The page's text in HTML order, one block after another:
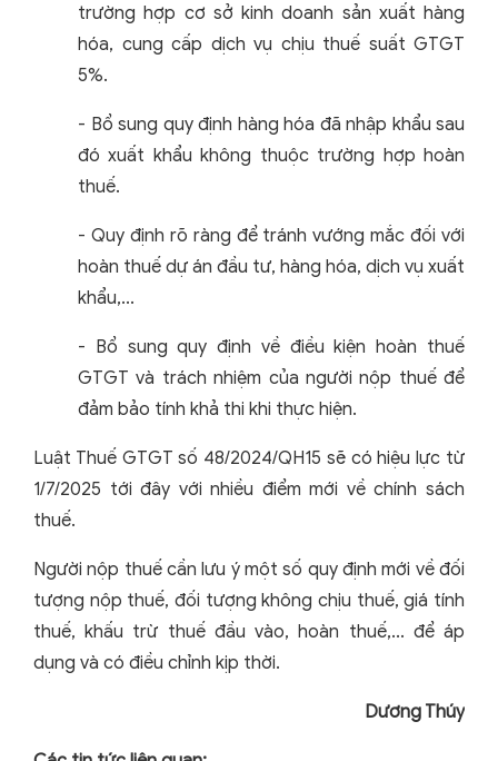
trường hợp cơ sở kinh doanh sản xuất hàng
hóa, cung cấp dịch vụ chịu thuế suất GTGT
5%.
- Bổ sung quy định hàng hóa đã nhập khẩu sau
đó xuất khẩu không thuộc trường hợp hoàn
thuế.
- Quy định rõ ràng để tránh vướng mắc đối với
hoàn thuế dự án đầu tư, hàng hóa, dịch vụ xuất
khẩu,...
- Bổ sung quy định về điều kiện hoàn thuế
GTGT và trách nhiệm của người nộp thuế để
đảm bảo tính khả thi khi thực hiện.
Luật Thuế GTGT số 48/2024/QH15 sẽ có hiệu lực từ
1/7/2025 tới đây với nhiều điểm mới về chính sách
thuế.
Người nộp thuế cần lưu ý một số quy định mới về đối
tượng nộp thuế, đối tượng không chịu thuế, giá tính
thuế, khấu trừ thuế đầu vào, hoàn thuế,... để áp
dụng và có điều chỉnh kịp thời.
Dương Thúy